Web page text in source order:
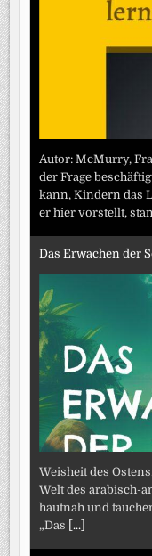
Autor: McMurry,
der Frage
kann, Kindern das
er hier vorstellt,
Das Erwachen der
Weisheit des
Welt des arabisch-
hautnah und
„Das
[...]